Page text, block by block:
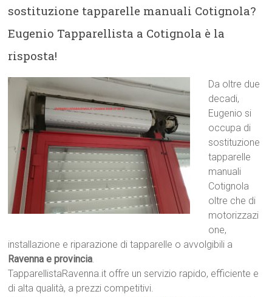
sostituzione tapparelle manuali Cotignola?
Eugenio Tapparellista a Cotignola è la
risposta!
Da oltre due
decadi,
Eugenio si
occupa di
sostituzione
tapparelle
manuali
Cotignola
oltre che di
motorizzazi
one,
installazione e riparazione di tapparelle o avvolgibili a
Ravenna e provincia.
TapparellistaRavenna.it offre un servizio rapido, efficiente e
di alta qualità, a prezzi competitivi.